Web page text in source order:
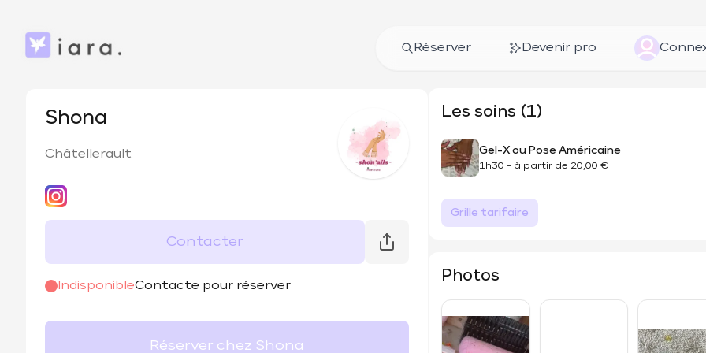
Réserver Devenir pro
Shona
Châtellerault
Contacter
IndisponibleContacte pour réserver
@shon.ails
Réserver chez Shona
Les soins (1)
Gel-X ou Pose Américaine
1h30 - à partir de 20,00 €
Grille tarifaire
Photos